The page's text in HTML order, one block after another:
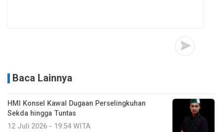
Baca Lainnya
HMI Konsel Kawal Dugaan Perselingkuhan
Sekda hingga Tuntas
12 Juli 2026 - 19:54 WITA